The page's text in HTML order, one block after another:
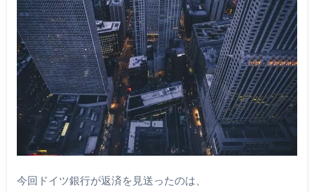
今回ドイツ銀行が返済を見送ったのは、